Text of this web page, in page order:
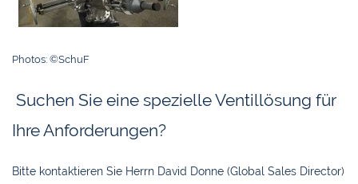
Photos: ©SchuF
Suchen Sie eine spezielle Ventillösung für
Ihre Anforderungen?
Bitte kontaktieren Sie Herrn David Donne (Global Sales Director)